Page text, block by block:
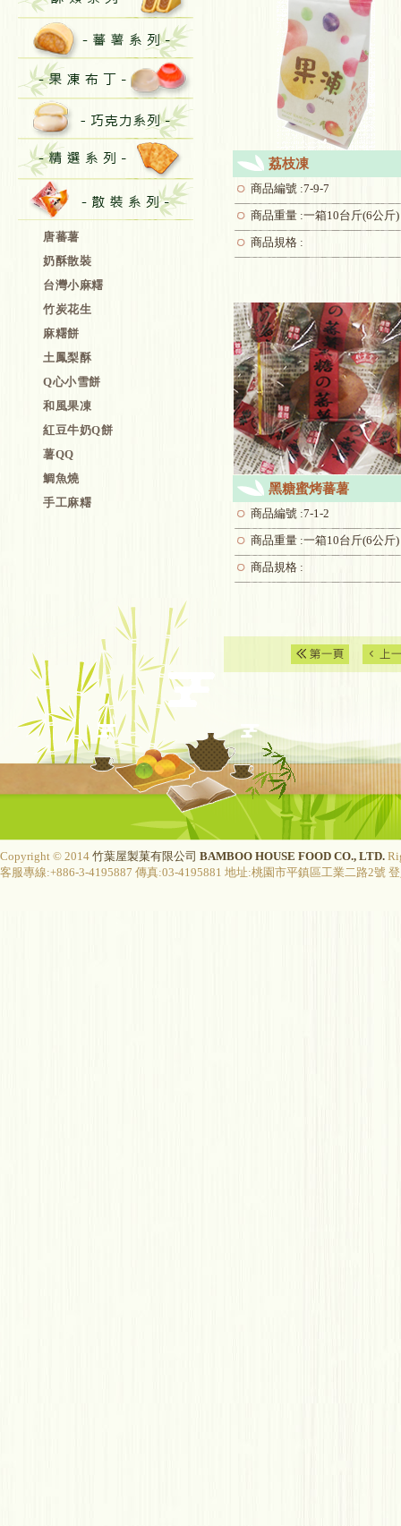
唐蕃薯
奶酥散裝
台灣小麻糬
竹炭花生
麻糬餅
土鳳梨酥
Q心小雪餅
和風果凍
紅豆牛奶Q餅
薯QQ
鯛魚燒
手工麻糬
荔枝凍
商品編號 :7-9-7
商品重量 :一箱10台斤(6公斤)
商品規格 :
黑糖蜜烤蕃薯
商品編號 :7-1-2
商品重量 :一箱10台斤(6公斤)
商品規格 :
Copyright © 2014 竹葉屋製菓有限公司 BAMBOO HOUSE FOOD CO., LTD.
客服專線:+886-3-4195887 傳真:03-4195881 地址:桃園市平鎮區工業二路2號